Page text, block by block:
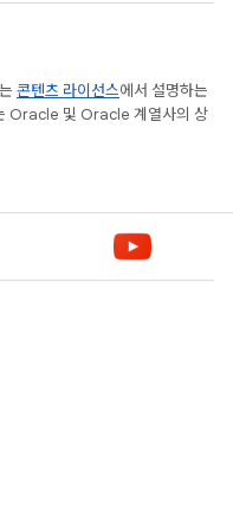
콘텐츠 라이선스에서 설명하는
Oracle 및 Oracle 계열사의 상